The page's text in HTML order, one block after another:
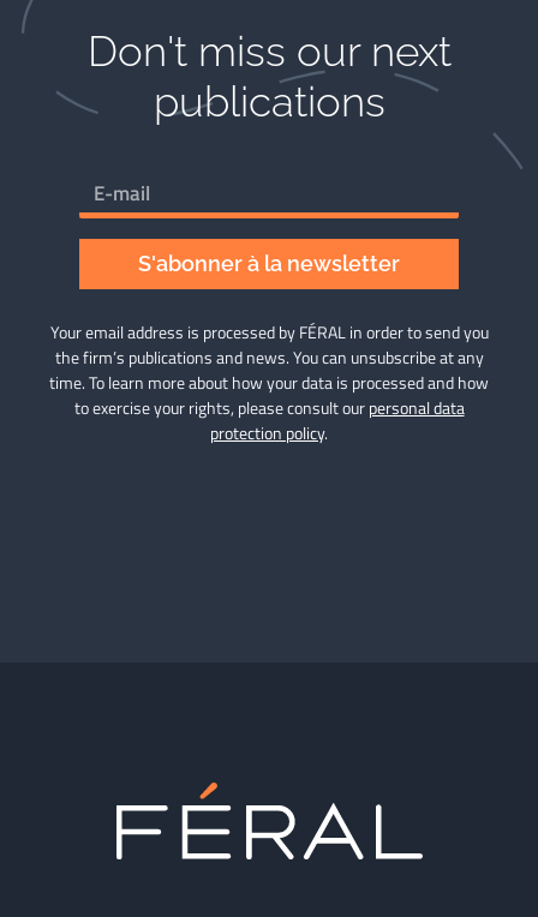
Don't miss our next
publications​
S'abonner à la newsletter
Your email address is processed by FÉRAL in order to send you
the firm’s publications and news. You can unsubscribe at any
time. To learn more about how your data is processed and how
to exercise your rights, please consult ourpersonal data
protection policy.